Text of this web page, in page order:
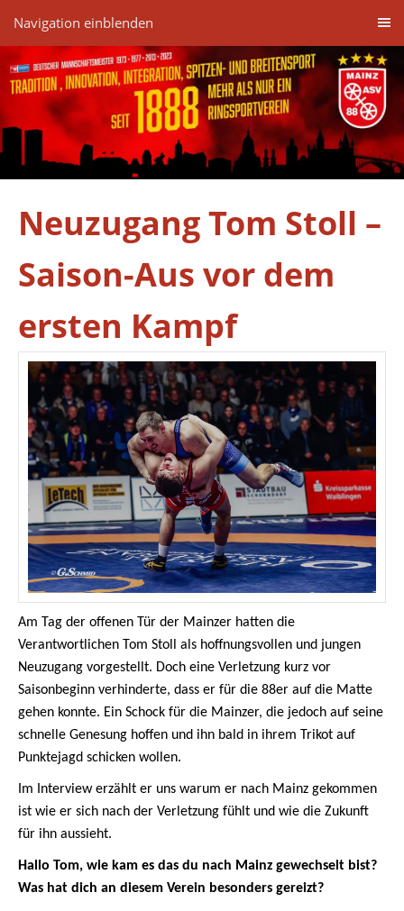
Navigation einblenden
Neuzugang Tom Stoll –
Saison-Aus vor dem
ersten Kampf
Am Tag der offenen Tür der Mainzer hatten die
Verantwortlichen Tom Stoll als hoffnungsvollen und jungen
Neuzugang vorgestellt. Doch eine Verletzung kurz vor
Saisonbeginn verhinderte, dass er für die 88er auf die Matte
gehen konnte. Ein Schock für die Mainzer, die jedoch auf seine
schnelle Genesung hoffen und ihn bald in ihrem Trikot auf
Punktejagd schicken wollen.
Im Interview erzählt er uns warum er nach Mainz gekommen
ist wie er sich nach der Verletzung fühlt und wie die Zukunft
für ihn aussieht.
Hallo Tom, wie kam es das du nach Mainz gewechselt bist?
Was hat dich an diesem Verein besonders gereizt?